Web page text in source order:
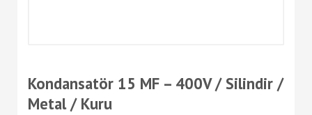
Kondansatör 15 MF – 400V / Silindir /
Metal / Kuru